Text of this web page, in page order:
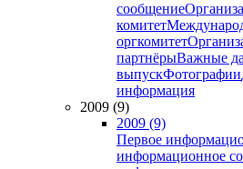
сообщение
комитет
оргкомитет
партнёрыВажные
выпускФотографии
информация
2009 (9)
2009 (9)
Первое
информационное